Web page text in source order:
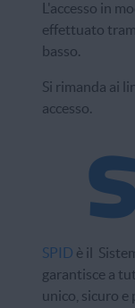
L'accesso in
effettuato
basso.
Si rimanda ai
accesso.
SPID è il
garantisce a
unico, sicuro